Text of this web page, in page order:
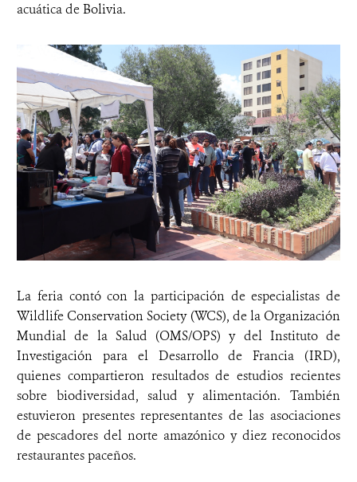
acuática de Bolivia.
La feria contó con la participación de especialistas de
Wildlife Conservation Society (WCS), de la Organización
Mundial de la Salud (OMS/OPS) y del Instituto de
Investigación para el Desarrollo de Francia (IRD),
quienes compartieron resultados de estudios recientes
sobre biodiversidad, salud y alimentación. También
estuvieron presentes representantes de las asociaciones
de pescadores del norte amazónico y diez reconocidos
restaurantes paceños.